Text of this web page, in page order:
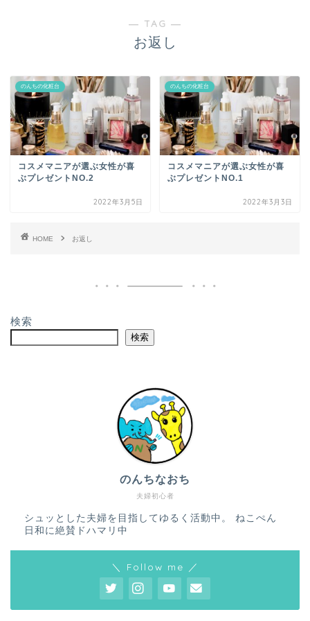
― TAG ―
お返し
のんちの化粧台
コスメマニアが選ぶ女性が喜
ぶプレゼントNO.2
2022年3月5日
のんちの化粧台
コスメマニアが選ぶ女性が喜
ぶプレゼントNO.1
2022年3月3日
HOME お返し
検索
検索
夫婦初心者
のんちなおち
シュッとした夫婦を目指してゆるく活動中。 ねこぺん
日和に絶賛ドハマリ中
＼ Follow me ／